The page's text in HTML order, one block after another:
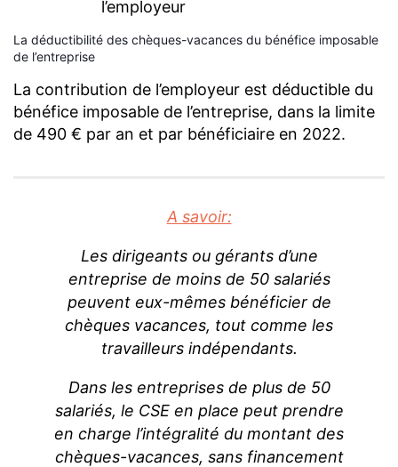
l’employeur
La déductibilité des chèques-vacances du bénéfice imposable
de l’entreprise
La contribution de l’employeur est déductible du
bénéfice imposable de l’entreprise, dans la limite
de 490 € par an et par bénéficiaire en 2022.
A savoir:
Les dirigeants ou gérants d’une
entreprise de moins de 50 salariés
peuvent eux-mêmes bénéficier de
chèques vacances, tout comme les
travailleurs indépendants.
Dans les entreprises de plus de 50
salariés, le CSE en place peut prendre
en charge l’intégralité du montant des
chèques-vacances, sans financement